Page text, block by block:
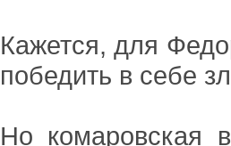
Кажется, для
победить в себе
Но комаровская